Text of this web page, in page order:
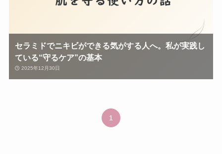
セラミドでニキビができる気がする人へ。私が実践し
ている“守るケア”の基本
2025年12月30日
1